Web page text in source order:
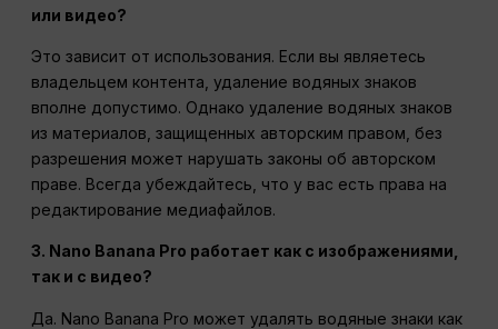
или видео?
Это зависит от использования. Если вы являетесь
владельцем контента, удаление водяных знаков
вполне допустимо. Однако удаление водяных знаков
из материалов, защищенных авторским правом, без
разрешения может нарушать законы об авторском
праве. Всегда убеждайтесь, что у вас есть права на
редактирование медиафайлов.
3. Nano Banana Pro работает как с изображениями,
так и с видео?
Да. Nano Banana Pro может удалять водяные знаки как